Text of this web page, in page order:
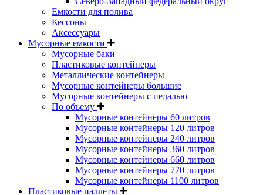
Емкости для полива
Кессоны
Аксессуары
Мусорные емкости
Мусорные баки
Пластиковые контейнеры
Металлические контейнеры
Мусорные контейнеры большие
Мусорные контейнеры с педалью
По объему
Мусорные контейнеры 60 литров
Мусорные контейнеры 120 литров
Мусорные контейнеры 240 литров
Мусорные контейнеры 360 литров
Мусорные контейнеры 660 литров
Мусорные контейнеры 770 литров
Мусорные контейнеры 1100 литров
Пластиковые паллеты